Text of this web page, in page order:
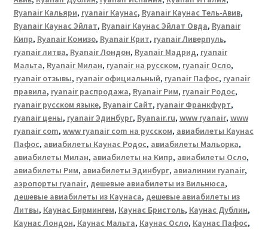
Ryanair Кальяри, ryanair Каунас, Ryanair Каунас Тель-Авив,
Ryanair Каунас Эйлат, Ryanair Каунас Эйлат Овда, Ryanair
Кипр, Ryanair Комизо, Ryanair Крит, ryanair Ливерпуль,
ryanair литва, Ryanair Лондон, Ryanair Мадрид, ryanair
Мальта, Ryanair Милан, ryanair на русском, ryanair Осло,
ryanair отзывы, ryanair официальный, ryanair Пафос, ryanair
правила, ryanair распродажа, Ryanair Рим, ryanair Родос,
ryanair русском языке, Ryanair Сайт, ryanair Франкфурт,
ryanair цены, ryanair Эдинбург, Ryanair.ru, www ryanair, www
ryanair com, www ryanair com на русском, авиабилеты Каунас
Пафос, авиабилеты Каунас Родос, авиабилеты Мальорка,
авиабилеты Милан, авиабилеты на Кипр, авиабилеты Осло,
авиабилеты Рим, авиабилеты Эдинбург, авиалинии ryanair,
аэропорты ryanair, дешевые авиабилеты из Вильнюса,
дешевые авиабилеты из Каунаса, дешевые авиабилеты из
Литвы, Каунас Бирмингем, Каунас Бристоль, Каунас Дублин,
Каунас Лондон, Каунас Мальта, Каунас Осло, Каунас Пафос,